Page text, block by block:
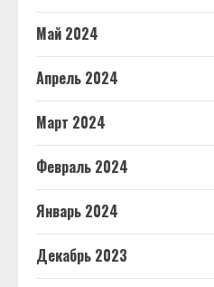
Май 2024
Апрель 2024
Март 2024
Февраль 2024
Январь 2024
Декабрь 2023